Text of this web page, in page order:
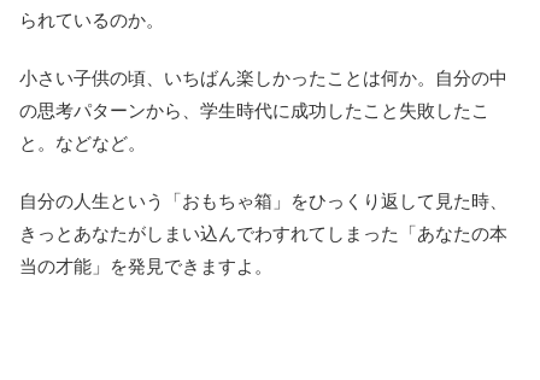
られているのか。
小さい子供の頃、いちばん楽しかったことは何か。自分の中
の思考パターンから、学生時代に成功したこと失敗したこ
と。などなど。
自分の人生という「おもちゃ箱」をひっくり返して見た時、
きっとあなたがしまい込んでわすれてしまった「あなたの本
当の才能」を発見できますよ。